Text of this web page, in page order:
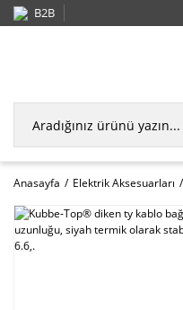
B2B
Anasayfa Elektrik Aksesuarları